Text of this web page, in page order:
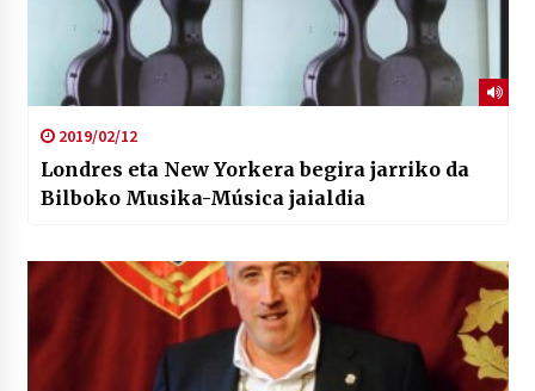
2019/02/12
Londres eta New Yorkera begira jarriko da
Bilboko Musika-Música jaialdia